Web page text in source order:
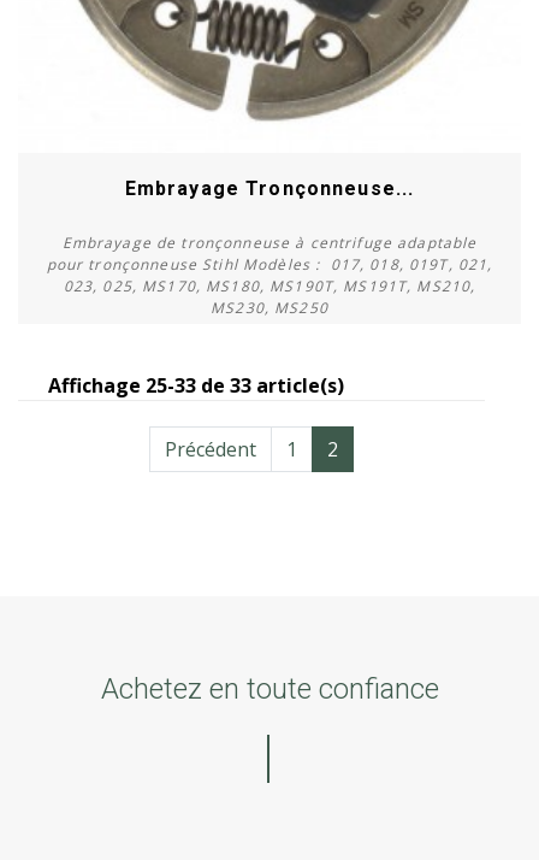
Acheter
Embrayage Tronçonneuse...
Embrayage de tronçonneuse à centrifuge adaptable
pour tronçonneuse Stihl Modèles : 017, 018, 019T, 021,
023, 025, MS170, MS180, MS190T, MS191T, MS210,
MS230, MS250
Affichage 25-33 de 33 article(s)
Précédent 1 2
Achetez en toute confiance